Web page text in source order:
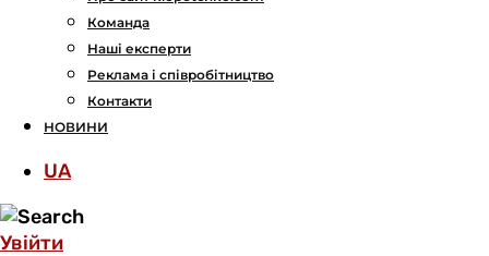
Команда
Наші експерти
Реклама і співробітництво
Контакти
НОВИНИ
UA
Увійти